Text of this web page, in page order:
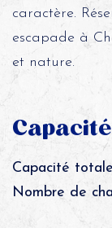
caractère.
escapade à
et nature.
Capacité
Capacité
Nombre de